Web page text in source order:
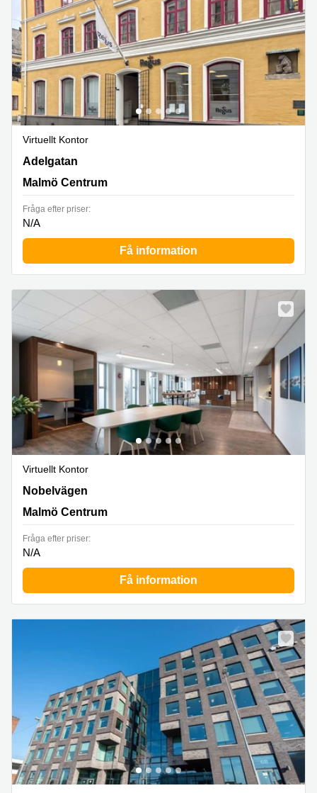
Virtuellt Kontor
Adelgatan 21, Malmö Centrum
Adelgatan
Malmö Centrum
Fråga efter priser:
N/A
Få information
Virtuellt Kontor
Nobelvägen 127, Malmö Centrum
Nobelvägen
Malmö Centrum
Fråga efter priser:
N/A
Få information